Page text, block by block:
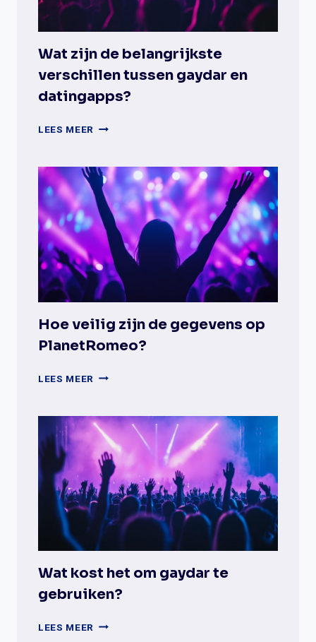
Wat zijn de belangrijkste
verschillen tussen gaydar en
datingapps?
LEES MEER WAT
BELANGRIJKSTE
VERSCHILLEN
TUSSEN
GAYDAR
EN
DATINGAPPS?
Hoe veilig zijn de gegevens op
PlanetRomeo?
LEES MEER HOE
DE
GEGEVENS
OP
PLANETROMEO?
Wat kost het om gaydar te
gebruiken?
LEES MEER WAT